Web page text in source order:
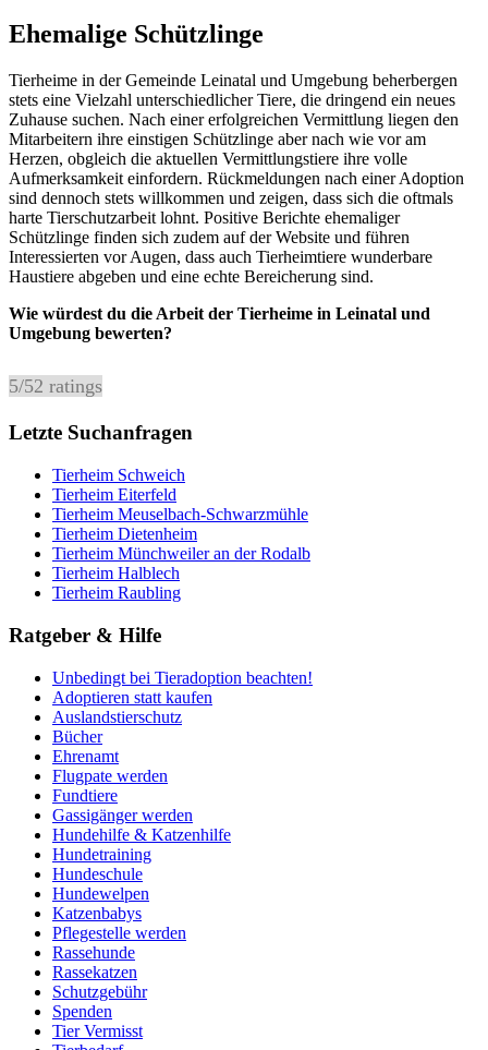
Ehemalige Schützlinge
Tierheime in der Gemeinde Leinatal und Umgebung beherbergen
stets eine Vielzahl unterschiedlicher Tiere, die dringend ein neues
Zuhause suchen. Nach einer erfolgreichen Vermittlung liegen den
Mitarbeitern ihre einstigen Schützlinge aber nach wie vor am
Herzen, obgleich die aktuellen Vermittlungstiere ihre volle
Aufmerksamkeit einfordern. Rückmeldungen nach einer Adoption
sind dennoch stets willkommen und zeigen, dass sich die oftmals
harte Tierschutzarbeit lohnt. Positive Berichte ehemaliger
Schützlinge finden sich zudem auf der Website und führen
Interessierten vor Augen, dass auch Tierheimtiere wunderbare
Haustiere abgeben und eine echte Bereicherung sind.
Wie würdest du die Arbeit der Tierheime in Leinatal und
Umgebung bewerten?
5/52 ratings
Letzte Suchanfragen
Tierheim Schweich
Tierheim Eiterfeld
Tierheim Meuselbach-Schwarzmühle
Tierheim Dietenheim
Tierheim Münchweiler an der Rodalb
Tierheim Halblech
Tierheim Raubling
Ratgeber & Hilfe
Unbedingt bei Tieradoption beachten!
Adoptieren statt kaufen
Auslandstierschutz
Bücher
Ehrenamt
Flugpate werden
Fundtiere
Gassigänger werden
Hundehilfe & Katzenhilfe
Hundetraining
Hundeschule
Hundewelpen
Katzenbabys
Pflegestelle werden
Rassehunde
Rassekatzen
Schutzgebühr
Spenden
Tier Vermisst